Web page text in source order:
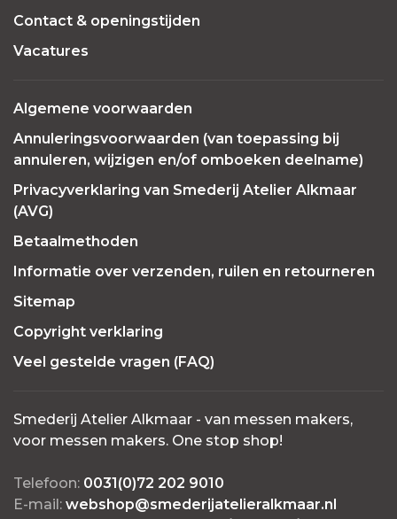
Contact & openingstijden
Vacatures
Algemene voorwaarden
Annuleringsvoorwaarden (van toepassing bij
annuleren, wijzigen en/of omboeken deelname)
Privacyverklaring van Smederij Atelier Alkmaar
(AVG)
Betaalmethoden
Informatie over verzenden, ruilen en retourneren
Sitemap
Copyright verklaring
Veel gestelde vragen (FAQ)
Smederij Atelier Alkmaar - van messen makers,
voor messen makers. One stop shop!
Telefoon: 0031(0)72 202 9010
E-mail: webshop@smederijatelieralkmaar.nl